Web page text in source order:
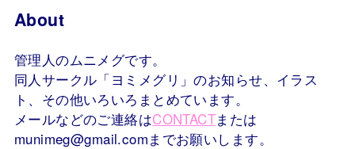
About
管理人のムニメグです。
同人サークル「ヨミメグリ」のお知らせ、イラス
ト、その他いろいろまとめています。
メールなどのご連絡はCONTACTまたは
munimeg@gmail.comまでお願いします。